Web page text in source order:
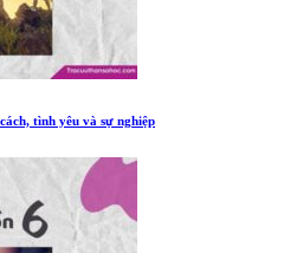
tình yêu và sự nghiệp